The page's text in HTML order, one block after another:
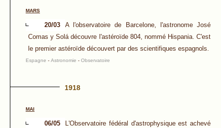
MARS
20/03
A l'observatoire de Barcelone, l'astronome José
Comas y Solá découvre l'astéroïde 804, nommé Hispania. C'est
le premier astéroïde découvert par des scientifiques espagnols.
Espagne - Astronomie - Observatoire
1918
MAI
06/05
L'Observatoire fédéral d'astrophysique est achevé